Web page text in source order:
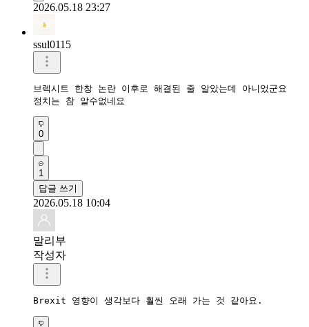
2026.05.18 23:27
ssul0115
브렉시트 한창 논란 이후로 해결된 줄 알았는데 아니었군요
정치는 참 알수없네요
0
1
답글 쓰기
2026.05.18 10:04
말리부
작성자
Brexit 영향이 생각보다 훨씬 오래 가는 것 같아요.